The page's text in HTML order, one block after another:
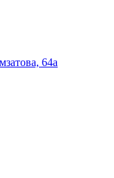
64а